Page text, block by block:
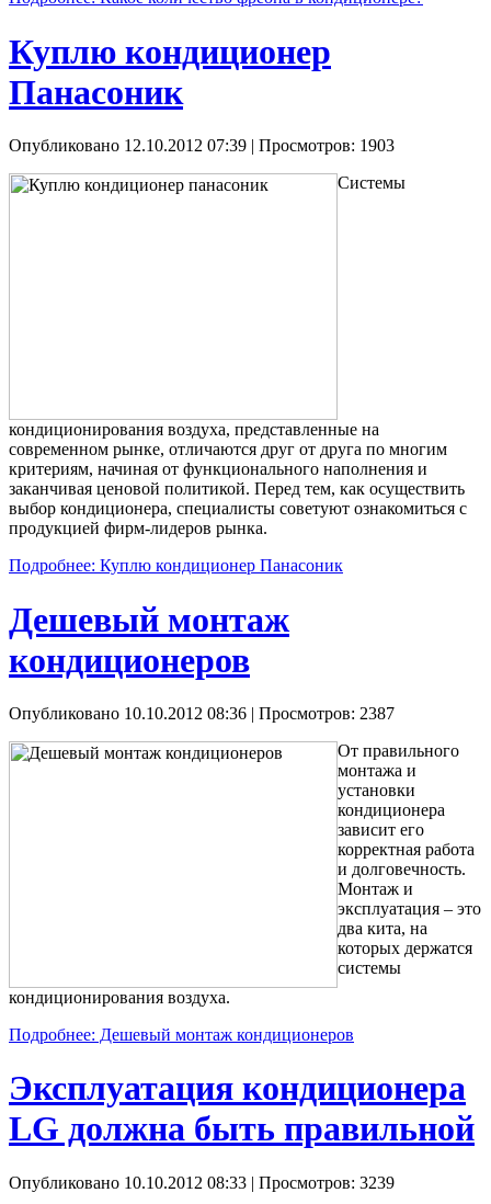
Куплю кондиционер
Панасоник
Опубликовано 12.10.2012 07:39 | Просмотров: 1903
Системы
кондиционирования воздуха, представленные на
современном рынке, отличаются друг от друга по многим
критериям, начиная от функционального наполнения и
заканчивая ценовой политикой. Перед тем, как осуществить
выбор кондиционера, специалисты советуют ознакомиться с
продукцией фирм-лидеров рынка.
Подробнее: Куплю кондиционер Панасоник
Дешевый монтаж
кондиционеров
Опубликовано 10.10.2012 08:36 | Просмотров: 2387
От правильного
монтажа и
установки
кондиционера
зависит его
корректная работа
и долговечность.
Монтаж и
эксплуатация – это
два кита, на
которых держатся
системы
кондиционирования воздуха.
Подробнее: Дешевый монтаж кондиционеров
Эксплуатация кондиционера
LG должна быть правильной
Опубликовано 10.10.2012 08:33 | Просмотров: 3239